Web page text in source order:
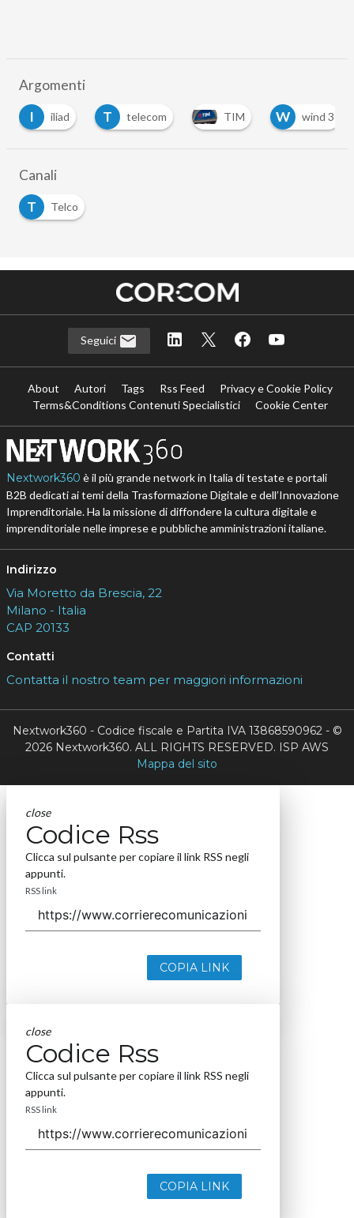
Argomenti
I
iliad T telecom TIM W wind 3
Canali
T
Telco
Seguici
About Autori Tags Rss Feed
Privacy e Cookie Policy
Terms&Conditions Contenuti Specialistici
Cookie Center
Nextwork360 è il più grande network in Italia di testate e portali
B2B dedicati ai temi della Trasformazione Digitale e dell’Innovazione
Imprenditoriale. Ha la missione di diffondere la cultura digitale e
imprenditoriale nelle imprese e pubbliche amministrazioni italiane.
Indirizzo
Via Moretto da Brescia, 22
Milano - Italia
CAP 20133
Contatti
Contatta il nostro team per maggiori informazioni
Nextwork360 - Codice fiscale e Partita IVA 13868590962 - ©
2026 Nextwork360. ALL RIGHTS RESERVED. ISP AWS
Mappa del sito
close
Codice Rss
Clicca sul pulsante per copiare il link RSS negli
appunti.
RSS link
COPIA LINK
close
Codice Rss
Clicca sul pulsante per copiare il link RSS negli
appunti.
RSS link
COPIA LINK